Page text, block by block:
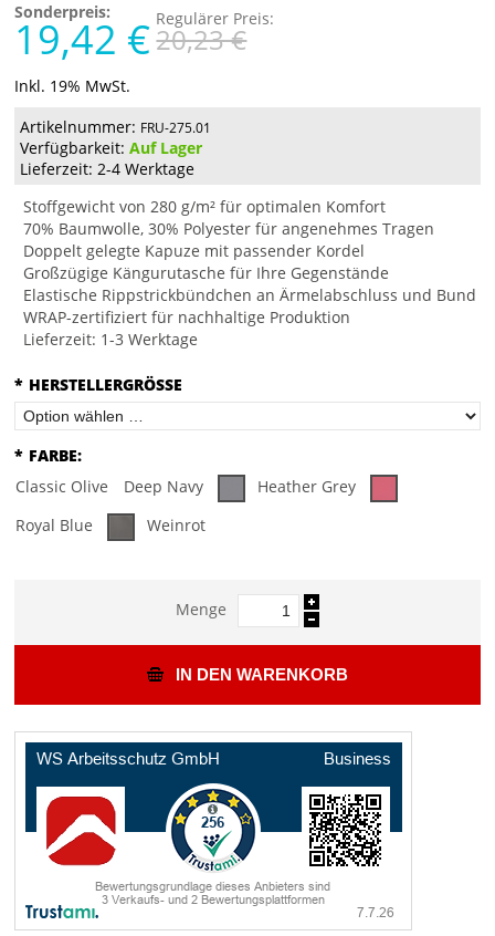
Sonderpreis:
19,42 € Regulärer Preis:
20,23 €
Inkl. 19% MwSt.
Artikelnummer: FRU-275.01
Verfügbarkeit:Auf Lager
Lieferzeit: 2-4 Werktage
Stoffgewicht von 280 g/m² für optimalen Komfort
70% Baumwolle, 30% Polyester für angenehmes Tragen
Doppelt gelegte Kapuze mit passender Kordel
Großzügige Kängurutasche für Ihre Gegenstände
Elastische Rippstrickbündchen an Ärmelabschluss und Bund
WRAP-zertifiziert für nachhaltige Produktion
Lieferzeit: 1-3 Werktage
* HERSTELLERGRÖSSE
* FARBE:
Classic Olive
Deep Navy
Heather Grey
Royal Blue
Weinrot
Menge
IN DEN WARENKORB